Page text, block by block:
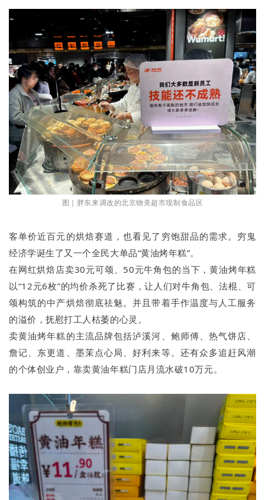
图｜胖东来调改的北京物美超市现制食品区
客单价近百元的烘焙赛道，也看见了穷饱甜品的需求。穷鬼
经济学诞生了又一个全民大单品“黄油烤年糕”。
在网红烘焙店卖30元可颂、50元牛角包的当下，黄油烤年糕
以“12元6枚”的均价杀死了比赛，让人们对牛角包、法棍、可
颂构筑的中产烘焙彻底祛魅。并且带着手作温度与人工服务
的溢价，抚慰打工人枯萎的心灵。
卖黄油烤年糕的主流品牌包括泸溪河、鲍师傅、热气饼店、
詹记、东更道、墨茉点心局、好利来等。还有众多追赶风潮
的个体创业户，靠卖黄油年糕门店月流水破10万元。